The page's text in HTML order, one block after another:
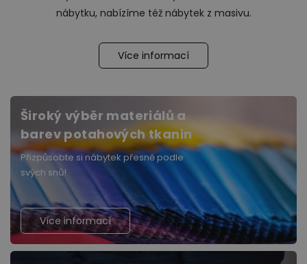
nábytku, nabízíme též nábytek z masivu.
Více informací
Široký výběr materiálů a
barev potahových tkanin
Přizpůsobte si nábytek přesně podle
svých snů!
Více informací